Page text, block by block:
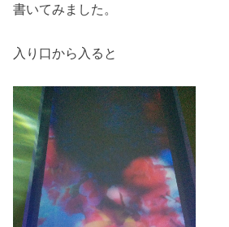
書いてみました。
入り口から入ると